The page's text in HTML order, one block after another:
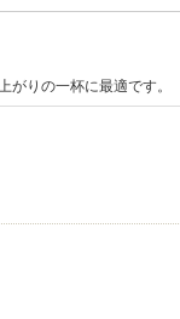
がりの一杯に最適です。